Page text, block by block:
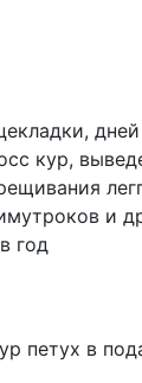
дней
кур,
и
год
петух в